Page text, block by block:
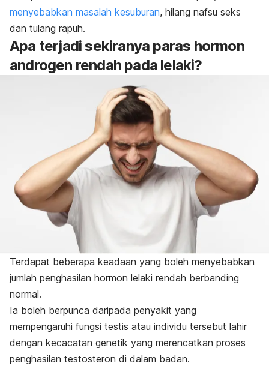
menyebabkan masalah kesuburan, hilang nafsu seks
dan tulang rapuh.
Apa terjadi sekiranya paras hormon
androgen rendah pada lelaki?
Terdapat beberapa keadaan yang boleh menyebabkan
jumlah penghasilan hormon lelaki rendah berbanding
normal.
Ia boleh berpunca daripada penyakit yang
mempengaruhi fungsi testis atau individu tersebut lahir
dengan kecacatan genetik yang merencatkan proses
penghasilan testosteron di dalam badan.